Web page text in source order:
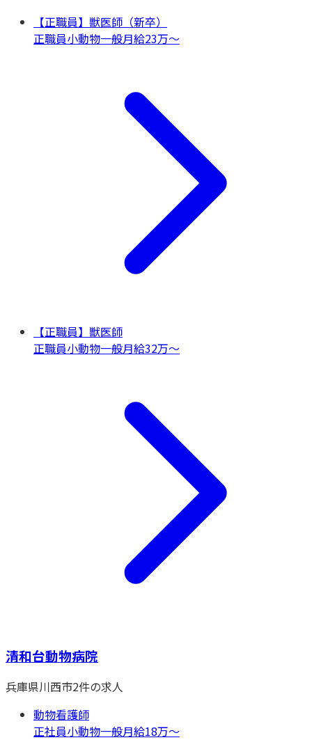
【正職員】獣医師（新卒）
正職員小動物一般月給23万〜
【正職員】獣医師
正職員小動物一般月給32万〜
清和台動物病院
兵庫県川西市2件の求人
動物看護師
正社員小動物一般月給18万〜